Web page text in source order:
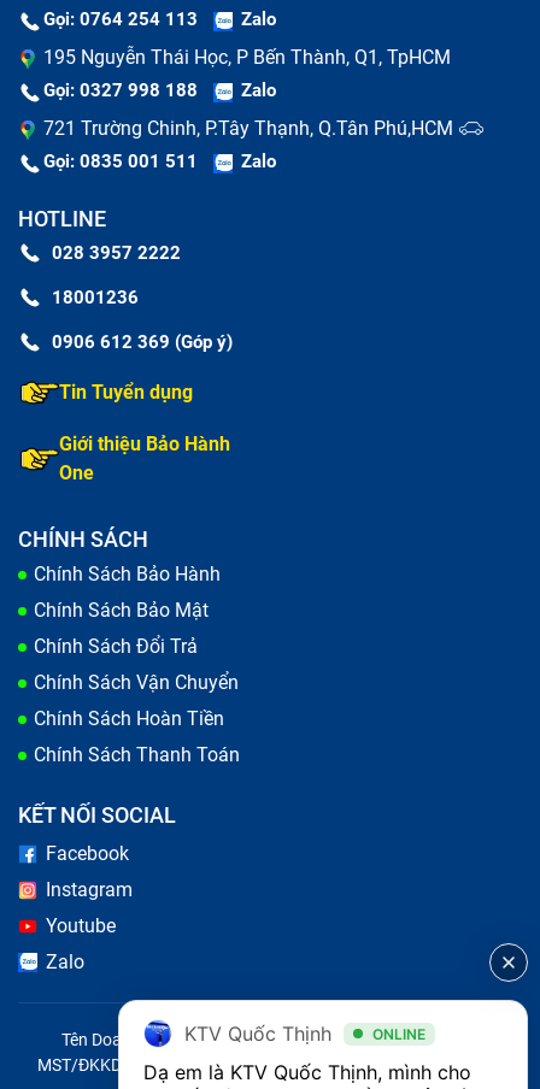
Gọi: 0764 254 113 Zalo
195 Nguyễn Thái Học, P Bến Thành, Q1, TpHCM
Gọi: 0327 998 188 Zalo
721 Trường Chinh, P.Tây Thạnh, Q.Tân Phú,HCM
Gọi: 0835 001 511 Zalo
HOTLINE
028 3957 2222
18001236
0906 612 369 (Góp ý)
Tin Tuyển dụng
Giới thiệu Bảo Hành
One
CHÍNH SÁCH
Chính Sách Bảo Hành
Chính Sách Bảo Mật
Chính Sách Đổi Trả
Chính Sách Vận Chuyển
Chính Sách Hoàn Tiền
Chính Sách Thanh Toán
KẾT NỐI SOCIAL
Facebook
Instagram
Youtube
Zalo
Tên Doanh Nghiệp: CÔNG TY TNHH CITY ONE VIỆT NAM
MST/ĐKKD/QĐTL: 0316569346 do sở KHĐT TP.HCM cấp ngày
KTV Quốc Thịnh ONLINE
Dạ em là KTV Quốc Thịnh, mình cho